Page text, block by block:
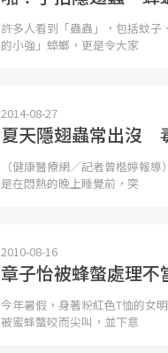
許多人看到「蟲蟲」，包括蚊
的小強」蟑螂，更是令大家
2014-08-27
夏天隱翅蟲常出沒
（健康醫療網／記者曾楷婷報
是在悶熱的晚上睡覺前，突
2010-08-16
章子怡被蜂螫處理不
今年暑假，身著粉紅色T恤的女
被蜜蜂螫咬而尖叫，並下意